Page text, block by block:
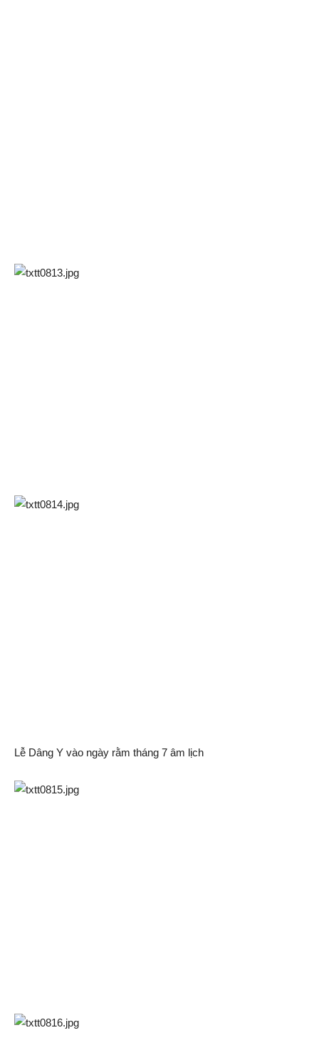
Lễ Dâng Y vào ngày rằm tháng 7 âm lịch